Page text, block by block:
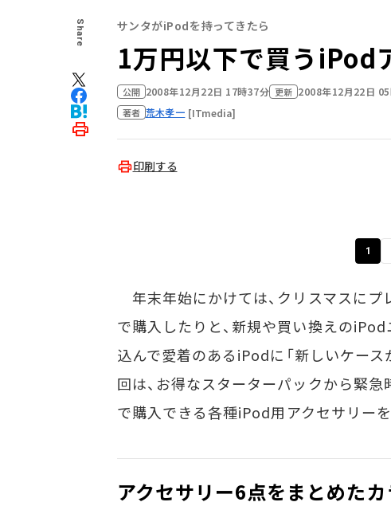
Share サンタがiPodを持ってきたら
1万円以下で買うiPod
公開 2008年12月22日 17時37分 更新 2008年12月22日
著者 荒木孝一 [ITmedia]
印刷する
1
年末年始にかけては、クリスマスにプ
で購入したりと、新規や買い換えの
込んで愛着のあるiPodに「新しいケース
回は、お得なスターターパックから緊
で購入できる各種iPod用アクセサリーを
アクセサリー6点をまとめた